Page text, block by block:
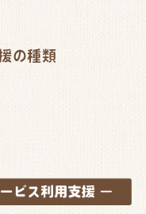
の種類